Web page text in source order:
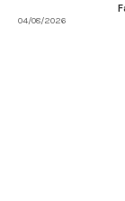
04/08/2026